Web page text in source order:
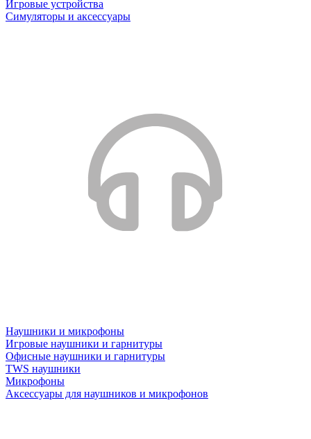
Игровые устройства
Симуляторы и аксессуары
Наушники и микрофоны
Игровые наушники и гарнитуры
Офисные наушники и гарнитуры
TWS наушники
Микрофоны
Аксессуары для наушников и микрофонов